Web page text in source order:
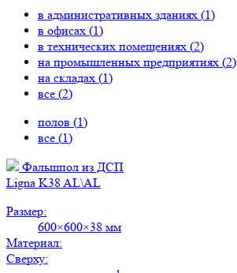
в административных зданиях (1)
в офисах (1)
в технических помещениях (2)
на промышленных предприятиях (2)
на складах (1)
все (2)
полов (1)
все (1)
Фальшпол из ДСП
Ligna K38 AL\AL
Размер:
600×600×38 мм
Материал:
Сверху: